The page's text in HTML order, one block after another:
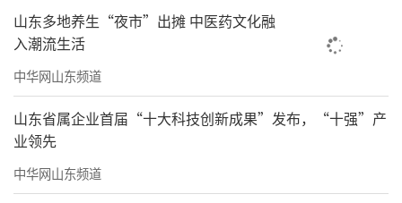
山东多地养生“夜市”出摊 中医药文化融
入潮流生活
中华网山东频道
山东省属企业首届“十大科技创新成果”发布，“十强”产
业领先
中华网山东频道